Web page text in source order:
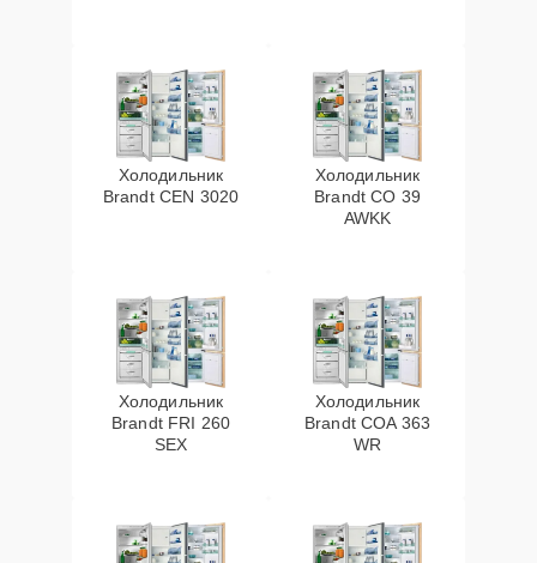
Холодильник
Brandt CEN 3020
Холодильник
Brandt CO 39
AWKK
Холодильник
Brandt FRI 260
SEX
Холодильник
Brandt COA 363
WR